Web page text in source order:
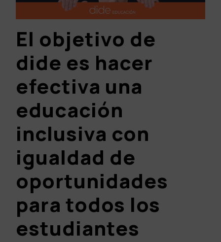
El objetivo de
dide es hacer
efectiva una
educación
inclusiva con
igualdad de
oportunidades
para todos los
estudiantes